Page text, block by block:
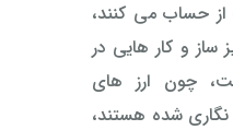
از حساب می کنند،
ساز و کار هایی در
چون ارز های
نگاری شده هستند،